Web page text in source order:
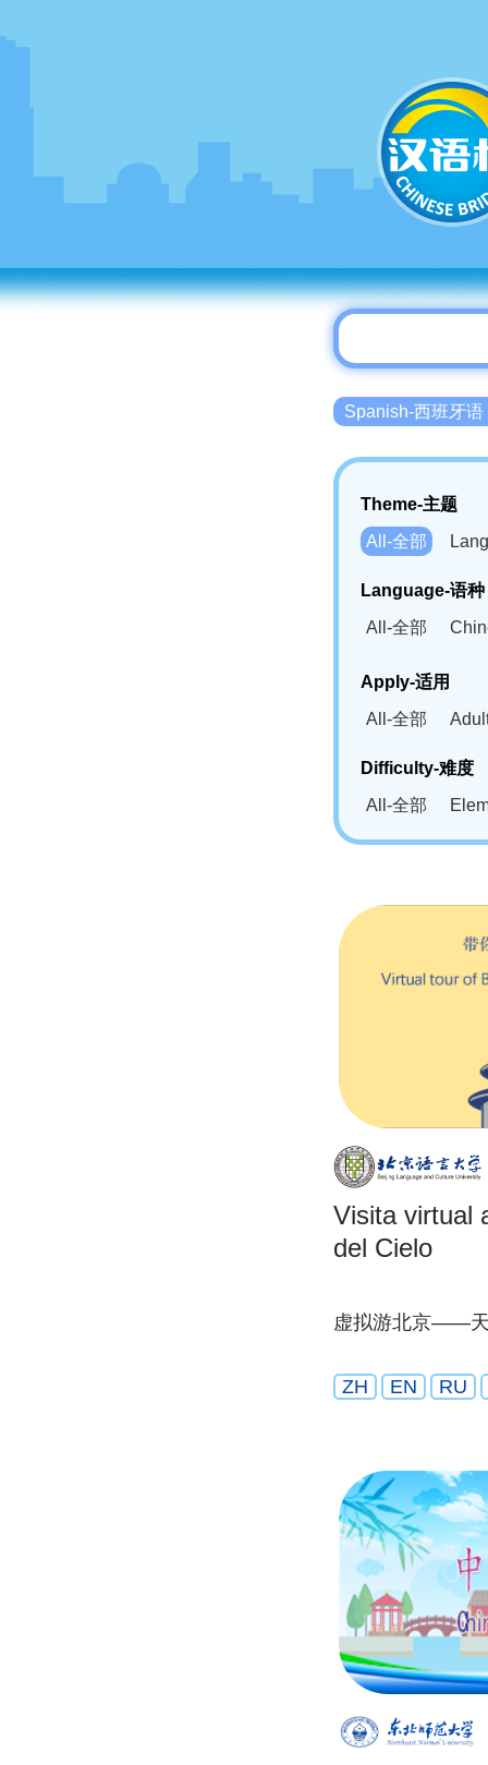
Spanish-西班牙语
Theme-主题
All-全部
Language-语种
All-全部
Bahasa
Swahili(SW)-
Apply-适用
All-全部
Difficulty-难度
All-全部
Visita virtual
del Cielo
虚拟游北京——
ZH EN RU